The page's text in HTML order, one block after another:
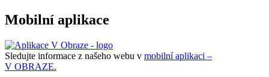
Mobilní aplikace
Sledujte informace z našeho webu v mobilní aplikaci –
V OBRAZE.